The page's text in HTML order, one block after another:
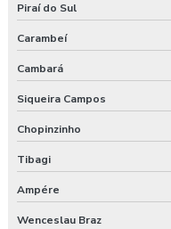
Piraí do Sul
Carambeí
Cambará
Siqueira Campos
Chopinzinho
Tibagi
Ampére
Wenceslau Braz